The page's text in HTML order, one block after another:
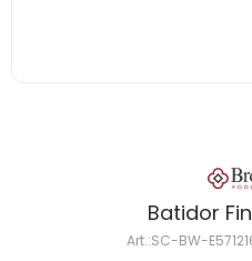
Batidor
SC-BW-